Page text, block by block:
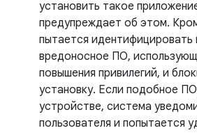
установить такое
предупреждает об этом.
пытается идентифицировать
вредоносное ПО,
повышения привилегий, и
установку. Если подобное
устройстве, система
пользователя и попытается